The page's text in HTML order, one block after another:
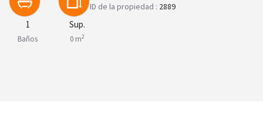
1
Baños
Sup.
0 m2
ID de la propiedad : 2889